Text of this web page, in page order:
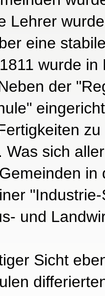
Lehrer
eine
wurde
der
Was sich
und
Sicht